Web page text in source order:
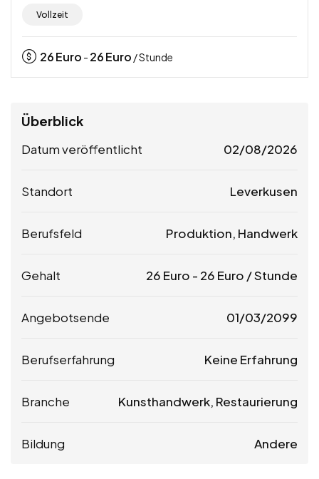
Vollzeit
26Euro - 26Euro / Stunde
Überblick
Datum veröffentlicht 02/08/2026
Standort Leverkusen
Berufsfeld Produktion, Handwerk
Gehalt 26 Euro - 26 Euro / Stunde
Angebotsende 01/03/2099
Berufserfahrung Keine Erfahrung
Branche Kunsthandwerk, Restaurierung
Bildung Andere